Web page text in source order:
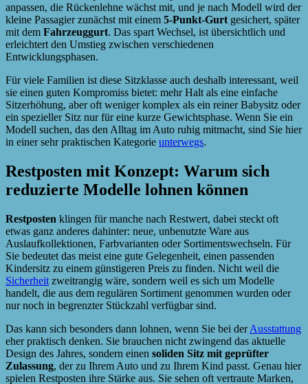
anpassen, die Rückenlehne wächst mit, und je nach Modell wird der
kleine Passagier zunächst mit einem 5-Punkt-Gurt gesichert, später
mit dem Fahrzeuggurt. Das spart Wechsel, ist übersichtlich und
erleichtert den Umstieg zwischen verschiedenen
Entwicklungsphasen.
Für viele Familien ist diese Sitzklasse auch deshalb interessant, weil
sie einen guten Kompromiss bietet: mehr Halt als eine einfache
Sitzerhöhung, aber oft weniger komplex als ein reiner Babysitz oder
ein spezieller Sitz nur für eine kurze Gewichtsphase. Wenn Sie ein
Modell suchen, das den Alltag im Auto ruhig mitmacht, sind Sie hier
in einer sehr praktischen Kategorie unterwegs.
Restposten mit Konzept: Warum sich
reduzierte Modelle lohnen können
Restposten klingen für manche nach Restwert, dabei steckt oft
etwas ganz anderes dahinter: neue, unbenutzte Ware aus
Auslaufkollektionen, Farbvarianten oder Sortimentswechseln. Für
Sie bedeutet das meist eine gute Gelegenheit, einen passenden
Kindersitz zu einem günstigeren Preis zu finden. Nicht weil die
Sicherheit zweitrangig wäre, sondern weil es sich um Modelle
handelt, die aus dem regulären Sortiment genommen wurden oder
nur noch in begrenzter Stückzahl verfügbar sind.
Das kann sich besonders dann lohnen, wenn Sie bei derAusstattung
eher praktisch denken. Sie brauchen nicht zwingend das aktuelle
Design des Jahres, sondern einen soliden Sitz mit geprüfter
Zulassung, der zu Ihrem Auto und zu Ihrem Kind passt. Genau hier
spielen Restposten ihre Stärke aus. Sie sehen oft vertraute Marken,